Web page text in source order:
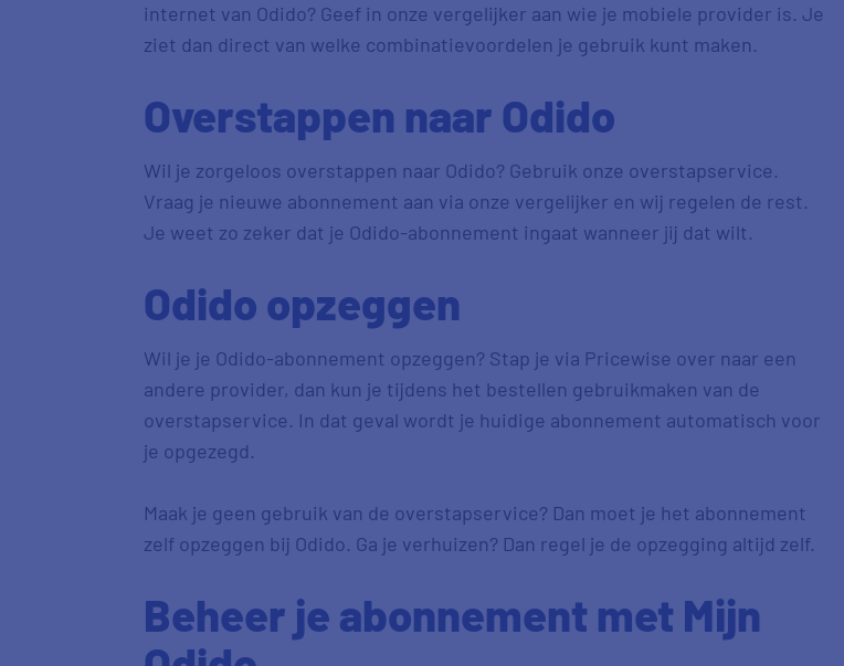
internet van Odido? Geef in onze vergelijker aan wie je mobiele provider is. Je
ziet dan direct van welke combinatievoordelen je gebruik kunt maken.
Overstappen naar Odido
Wil je zorgeloos overstappen naar Odido? Gebruik onze overstapservice.
Vraag je nieuwe abonnement aan via onze vergelijker en wij regelen de rest.
Je weet zo zeker dat je Odido-abonnement ingaat wanneer jij dat wilt.
Odido opzeggen
Wil je je Odido-abonnement opzeggen? Stap je via Pricewise over naar een
andere provider, dan kun je tijdens het bestellen gebruikmaken van de
overstapservice. In dat geval wordt je huidige abonnement automatisch voor
je opgezegd.
Maak je geen gebruik van de overstapservice? Dan moet je het abonnement
zelf opzeggen bij Odido. Ga je verhuizen? Dan regel je de opzegging altijd zelf.
Beheer je abonnement met Mijn